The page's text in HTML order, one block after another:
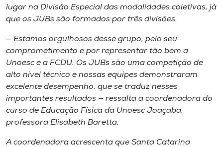
lugar na Divisão Especial das modalidades coletivas, já
que os JUBs são formados por três divisões.
— Estamos orgulhosos desse grupo, pelo seu
comprometimento e por representar tão bem a
Unoesc e a FCDU. Os JUBs são uma competição de
alto nível técnico e nossas equipes demonstraram
excelente desempenho, que se traduz nesses
importantes resultados — ressalta a coordenadora do
curso de Educação Física da Unoesc Joaçaba,
professora Elisabeth Baretta.
A coordenadora acrescenta que Santa Catarina